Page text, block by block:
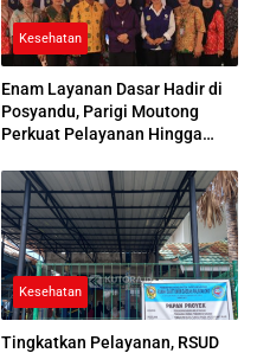
Kesehatan
Enam Layanan Dasar Hadir di
Posyandu, Parigi Moutong
Perkuat Pelayanan Hingga
Kesehatan
Tingkatkan Pelayanan, RSUD